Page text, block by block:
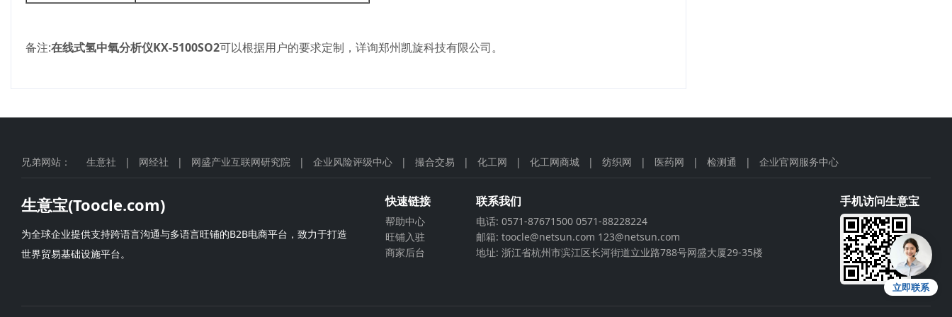
备注:在线式氢中氧分析仪KX-5100SO2可以根据用户的要求定制，详询郑州凯旋科技有限公司。
立即联系
兄弟网站： 生意社 | 网经社 | 网盛产业互联网研究院 | 企业风险评级中心 | 撮合交易 | 化工网 | 化工网商城 | 纺织网 | 医药网 | 检测通 | 企业官网服务中心
生意宝(Toocle.com)
为全球企业提供支持跨语言沟通与多语言旺铺的B2B电商平台，致力于打造
世界贸易基础设施平台。
快速链接
帮助中心
旺铺入驻
商家后台
联系我们
电话: 0571-87671500 0571-88228224
邮箱: toocle@netsun.com 123@netsun.com
地址: 浙江省杭州市滨江区长河街道立业路788号网盛大厦29-35楼
手机访问生意宝